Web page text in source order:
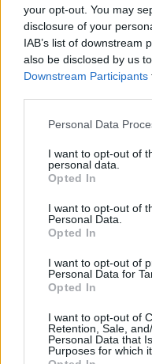
your opt-out. You may
disclosure of your
IAB’s list of downstream
also be disclosed by us
Downstream Participants
Personal Data
I want to opt-out of
personal data.
Opted In
I want to opt-out of
Personal Data.
Opted In
I want to opt-out of
Personal Data for
Opted In
I want to opt-out of
Retention, Sale,
Personal Data that
Purposes for which